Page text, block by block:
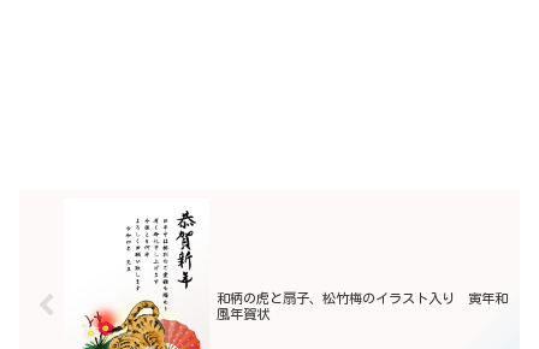
和柄の虎と扇子、松竹梅のイラスト入り 寅年和
風年賀状